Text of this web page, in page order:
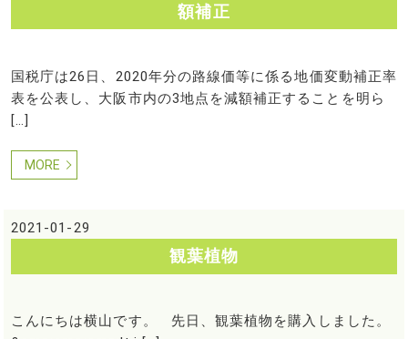
額補正
国税庁は26日、2020年分の路線価等に係る地価変動補正率
表を公表し、大阪市内の3地点を減額補正することを明ら
[…]
MORE
2021-01-29
観葉植物
こんにちは横山です。 先日、観葉植物を購入しました。